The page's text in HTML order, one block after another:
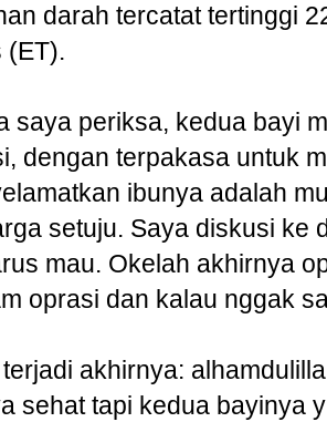
darah tercatat tertinggi
(ET).
saya periksa, kedua bayi
dengan terpakasa untuk
ibunya adalah
setuju. Saya diskusi ke
mau. Okelah akhirnya
oprasi dan kalau nggak
akhirnya:
sehat tapi kedua bayinya